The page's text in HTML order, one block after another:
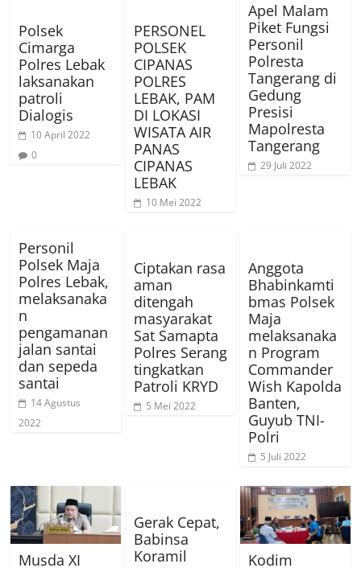
Polsek
Cimarga
Polres Lebak
laksanakan
patroli
Dialogis
10 April 2022
0
PERSONEL
POLSEK
CIPANAS
POLRES
LEBAK, PAM
DI LOKASI
WISATA AIR
PANAS
CIPANAS
LEBAK
10 Mei 2022
Apel Malam
Piket Fungsi
Personil
Polresta
Tangerang di
Gedung
Presisi
Mapolresta
Tangerang
29 Juli 2022
Personil
Polsek Maja
Polres Lebak,
melaksanaka
n
pengamanan
jalan santai
dan sepeda
santai
14 Agustus
2022
Ciptakan rasa
aman
ditengah
masyarakat
Sat Samapta
Polres Serang
tingkatkan
Patroli KRYD
5 Mei 2022
Anggota
Bhabinkamti
bmas Polsek
Maja
melaksanaka
n Program
Commander
Wish Kapolda
Banten,
Guyub TNI-
Polri
5 Juli 2022
Musda XI
Gerak Cepat,
Babinsa
Koramil
Kodim